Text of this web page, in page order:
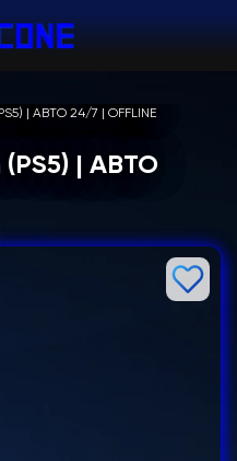
| АВТО 24/7 | OFFLINE
(PS5) | АВТО